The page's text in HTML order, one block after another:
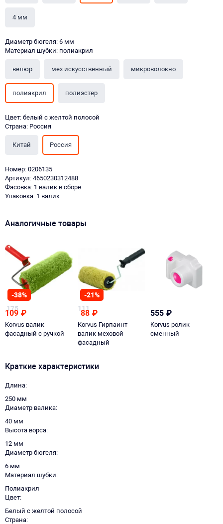
4 мм
Диаметр бюгеля: 6 мм
Материал шубки: полиакрил
велюр мех искусственный микроволокно
полиакрил полиэстер
Цвет: белый с желтой полосой
Страна: Россия
Китай Россия
Номер: 0206135
Артикул: 4650230312488
Фасовка: 1 валик в сборе
Упаковка: 1 валик
Аналогичные товары
-38%
175
109 ₽
Korvus валик
фасадный с ручкой
-21%
111
88 ₽
Korvus Гирпаинт
валик меховой
фасадный
555 ₽
Korvus ролик
сменный
Краткие характеристики
Длина
250 мм
Диаметр валика
40 мм
Высота ворса
12 мм
Диаметр бюгеля
6 мм
Материал шубки
Полиакрил
Цвет
Белый с желтой полосой
Страна